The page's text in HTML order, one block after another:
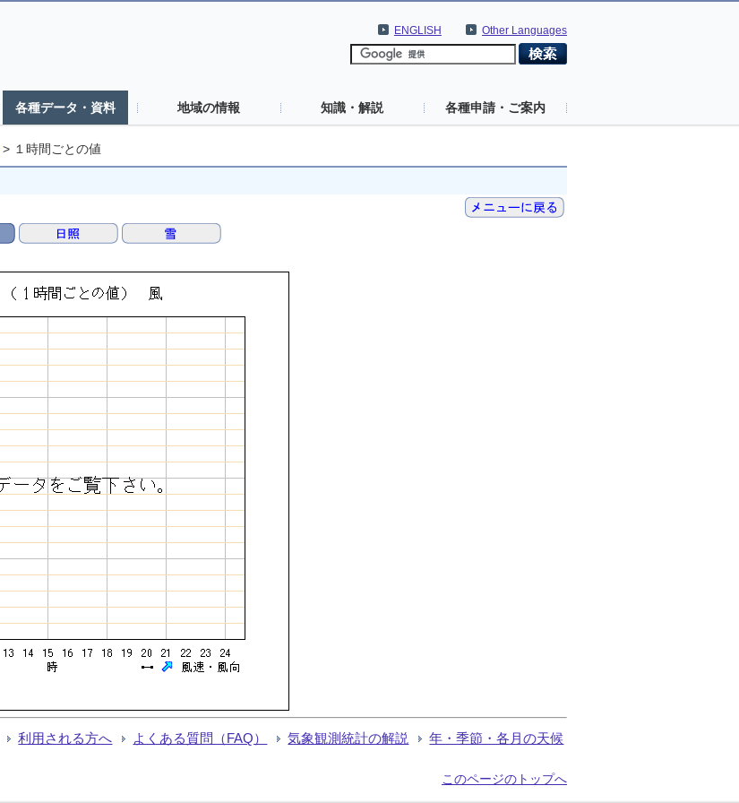
Other Languages
ENGLISH
各種データ・資料 地域の情報 知識・解説 各種申請・ご案内
> １時間ごとの値
利用される方へ よくある質問（FAQ） 気象観測統計の解説 年・季節・各月の天候
このページのトップへ